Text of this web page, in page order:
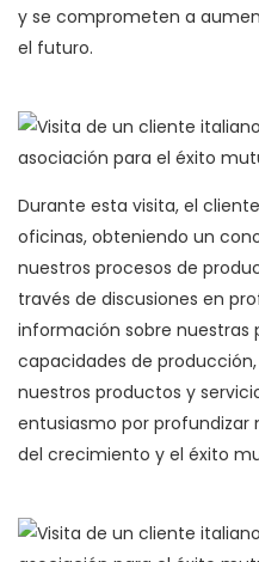
y se comprometen a
el futuro.
Durante esta visita, el
oficinas, obteniendo un
nuestros procesos de
través de discusiones en
información sobre nuestras
capacidades de
nuestros productos y
entusiasmo por profundizar
del crecimiento y el éxito